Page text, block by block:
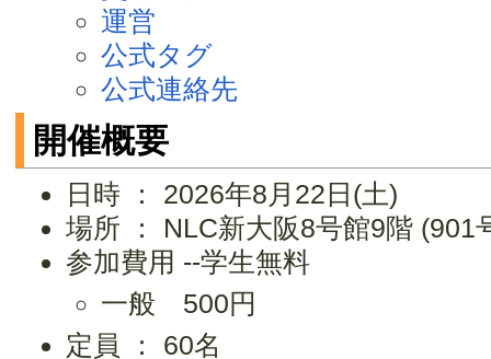
運営
公式タグ
公式連絡先
開催概要
日時 ： 2026年8月22日(土)
場所 ： NLC新大阪8号館9階 (901
参加費用 --学生無料
一般 500円
定員 ： 60名